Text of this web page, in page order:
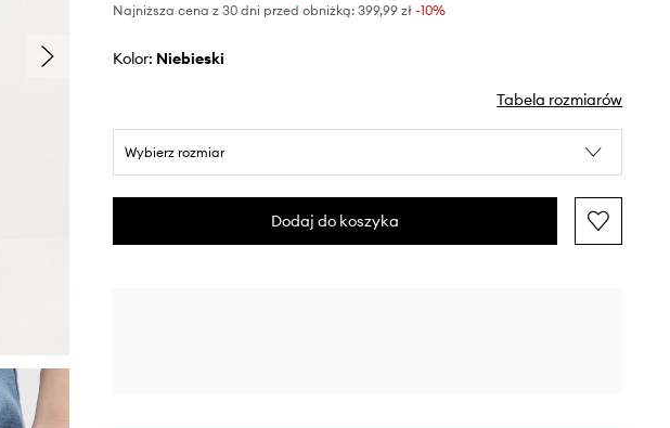
Najniższa cena z 30 dni przed obniżką: 399,99 zł -10%
Kolor: niebieski
Tabela rozmiarów
Wybierz rozmiar
Dodaj do koszyka